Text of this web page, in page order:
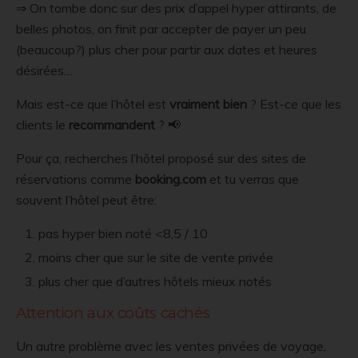
⇒ On tombe donc sur des prix d’appel hyper attirants, de
belles photos, on finit par accepter de payer un peu
(beaucoup?) plus cher pour partir aux dates et heures
désirées…
Mais est-ce que l’hôtel est vraiment bien ? Est-ce que les
clients le recommandent ? 📢
Pour ça, recherches l’hôtel proposé sur des sites de
réservations comme booking.com et tu verras que
souvent l’hôtel peut être:
pas hyper bien noté <8,5 / 10
moins cher que sur le site de vente privée
plus cher que d’autres hôtels mieux notés
Attention aux coûts cachés
Un autre problème avec les ventes privées de voyage,